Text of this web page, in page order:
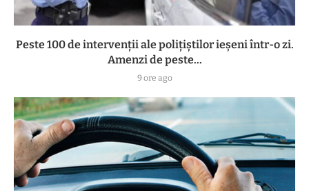
Peste 100 de intervenții ale polițiștilor ieșeni într-o zi.
Amenzi de peste...
9 ore ago